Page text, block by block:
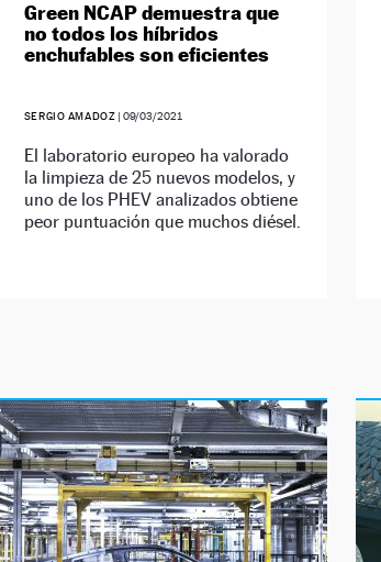
Green NCAP demuestra que
no todos los híbridos
enchufables son eficientes
SERGIO AMADOZ |09/03/2021
El laboratorio europeo ha valorado
la limpieza de 25 nuevos modelos, y
uno de los PHEV analizados obtiene
peor puntuación que muchos diésel.